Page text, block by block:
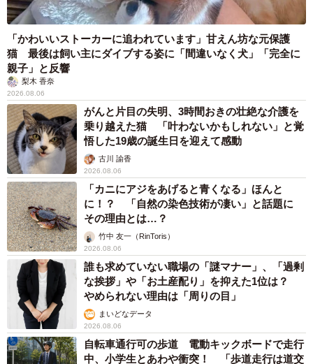
7/7
宝くじの収益4割は社会貢献のために使われているそう。
参加者に結果を報告すると、「楽しかった」「夢を見られ
た」という感謝の声が多かった。ただ、X上では「宝くじは
貧者の税金」「やるやつはバカ」「1億当たっても分配金少
ないから意味ないよ」など厳しい声も。これについて女性
は、「宝くじの収益4割が社会貢献のために使われていて、
募金で徳を積んだという考え方もできます」と強調。「今
回も合計1000万円超が当選しているので、参加者全員が
『宝くじで1000万円当たったことがある』と言える権利を
手に入れたことになります。『まぁ、共同購入だから1000
円くらいしか分け前なかったんだけどね～』 と続けて、鉄
板トークにもなるはず」と笑った。
「かわいいストーカーに追われています」甘えん坊な元保護
猫 最後は飼い主にダイブする姿に「間違いなく犬」「完全に
親子」と反響
梨木 香奈
2026.08.06
がんと片目の失明、3時間おきの壮絶な介護を
乗り越えた猫 「叶わないかもしれない」と覚
悟した19歳の誕生日を迎えて感動
古川 諭香
2026.08.06
「カニにアジをあげると青くなる」ほんと
に！？ 「自然の染色技術が凄い」と話題に
その理由とは…？
竹中 友一（RinToris）
2026.08.06
誰も求めていない職場の「謎マナー」、「過剰
な挨拶」や「お土産配り」を抑えた1位は？
やめられない理由は「周りの目」
まいどなデータ
2026.08.06
自転車通行可の歩道 電動キックボードで走行
中、小学生とあわや衝突！ 「歩道走行は道交